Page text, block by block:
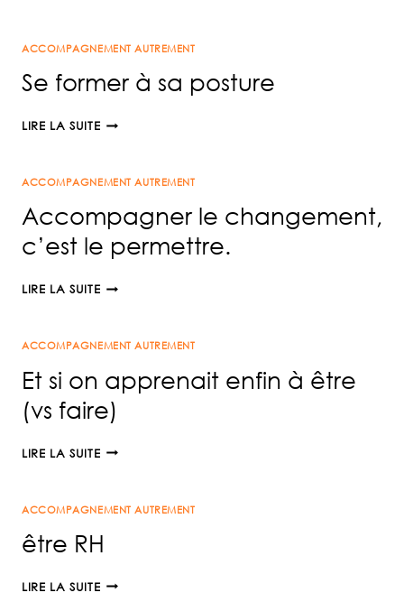
EN
FORMATION
ACCOMPAGNEMENT AUTREMENT
Se former à sa posture
LIRE LA SUITESE
SA
ACCOMPAGNEMENT AUTREMENT
Accompagner le changement,
c’est le permettre.
LIRE LA SUITEACCOMPAGNER
C’EST
PERMETTRE.
ACCOMPAGNEMENT AUTREMENT
Et si on apprenait enfin à être
(vs faire)
LIRE LA SUITEET
APPRENAIT
À
(VS
ACCOMPAGNEMENT AUTREMENT
être RH
LIRE LA SUITEÊTRE